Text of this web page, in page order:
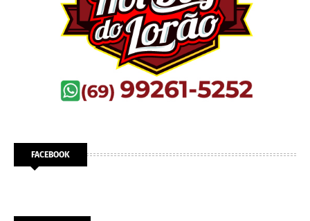
FACEBOOK